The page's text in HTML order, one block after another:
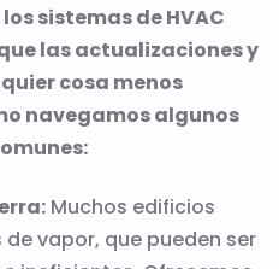
sistemas de HVAC
las actualizaciones y
cosa menos
navegamos algunos
Muchos edificios
vapor, que pueden ser